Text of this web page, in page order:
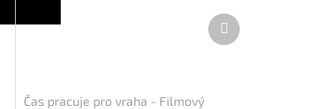
Čas pracuje pro vraha - Filmový
Další
produkt